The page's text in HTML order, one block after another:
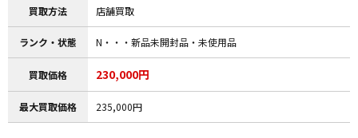
買取方法 店舗買取
ランク・状態 N・・・新品未開封品・未使用品
買取価格 230,000円
最大買取価格 235,000円